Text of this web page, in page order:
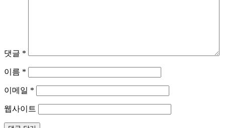
댓글 *
이름 *
이메일 *
웹사이트